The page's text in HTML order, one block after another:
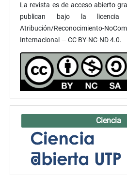
La revista es de acceso abierto
publican bajo la licencia
Atribución/Reconocimiento-
Internacional — CC BY-NC-ND 4.0.
Ciencia